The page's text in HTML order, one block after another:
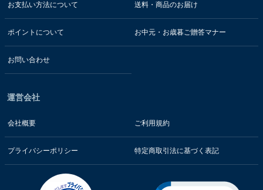
お支払い方法について 送料・商品のお届け
ポイントについて お中元・お歳暮ご贈答マナー
お問い合わせ
運営会社
会社概要 ご利用規約
プライバシーポリシー 特定商取引法に基づく表記